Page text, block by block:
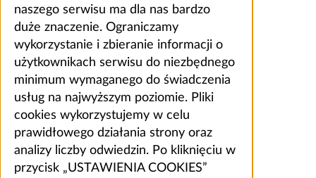
naszego serwisu ma dla nas bardzo
duże znaczenie. Ograniczamy
wykorzystanie i zbieranie informacji o
użytkownikach serwisu do niezbędnego
minimum wymaganego do świadczenia
usług na najwyższym poziomie. Pliki
cookies wykorzystujemy w celu
prawidłowego działania strony oraz
analizy liczby odwiedzin. Po kliknięciu w
przycisk „USTAWIENIA COOKIES”